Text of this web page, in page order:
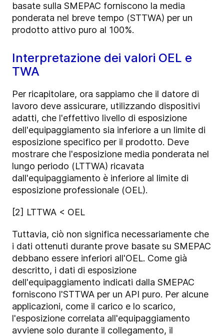
basate sulla SMEPAC forniscono la media
ponderata nel breve tempo (STTWA) per un
prodotto attivo puro al 100%.
Interpretazione dei valori OEL e
TWA
Per ricapitolare, ora sappiamo che il datore di
lavoro deve assicurare, utilizzando dispositivi
adatti, che l'effettivo livello di esposizione
dell'equipaggiamento sia inferiore a un limite di
esposizione specifico per il prodotto. Deve
mostrare che l'esposizione media ponderata nel
lungo periodo (LTTWA) ricavata
dall'equipaggiamento è inferiore al limite di
esposizione professionale (OEL).
[2] LTTWA < OEL
Tuttavia, ciò non significa necessariamente che
i dati ottenuti durante prove basate su SMEPAC
debbano essere inferiori all'OEL. Come già
descritto, i dati di esposizione
dell'equipaggiamento indicati dalla SMEPAC
forniscono l'STTWA per un API puro. Per alcune
applicazioni, come il carico e lo scarico,
l'esposizione correlata all'equipaggiamento
avviene solo durante il collegamento, il